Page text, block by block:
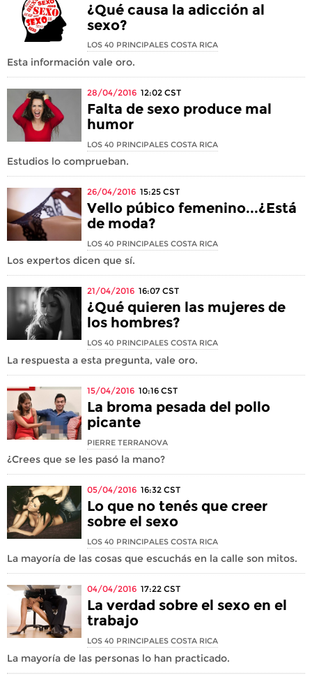
¿Qué causa la adicción al
sexo?
LOS 40 PRINCIPALES COSTA RICA
Esta información vale oro.
28/04/2016 12:02 CST
Falta de sexo produce mal
humor
LOS 40 PRINCIPALES COSTA RICA
Estudios lo comprueban.
26/04/2016 15:25 CST
Vello púbico femenino...¿Está
de moda?
LOS 40 PRINCIPALES COSTA RICA
Los expertos dicen que sí.
21/04/2016 16:07 CST
¿Qué quieren las mujeres de
los hombres?
LOS 40 PRINCIPALES COSTA RICA
La respuesta a esta pregunta, vale oro.
15/04/2016 10:16 CST
La broma pesada del pollo
picante
PIERRE TERRANOVA
¿Crees que se les pasó la mano?
05/04/2016 16:32 CST
Lo que no tenés que creer
sobre el sexo
LOS 40 PRINCIPALES COSTA RICA
La mayoría de las cosas que escuchás en la calle son mitos.
04/04/2016 17:22 CST
La verdad sobre el sexo en el
trabajo
LOS 40 PRINCIPALES COSTA RICA
La mayoría de las personas lo han practicado.